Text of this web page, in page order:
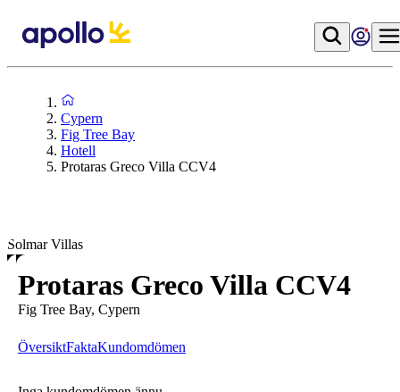
Cypern
Fig Tree Bay
Hotell
Protaras Greco Villa CCV4
Solmar Villas
Protaras Greco Villa CCV4
Fig Tree Bay, Cypern
ÖversiktFaktaKundomdömen